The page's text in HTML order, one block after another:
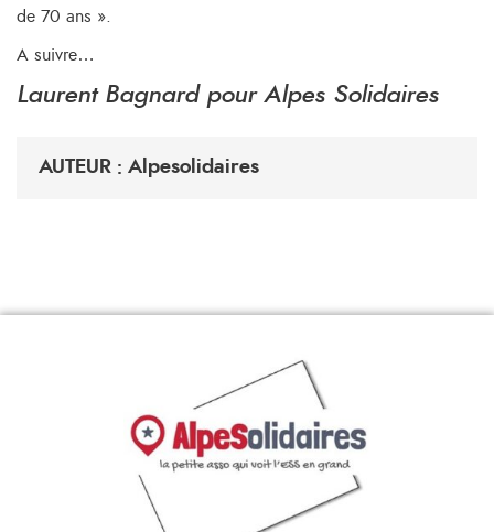
de 70 ans ».
A suivre…
Laurent Bagnard pour Alpes Solidaires
AUTEUR : Alpesolidaires